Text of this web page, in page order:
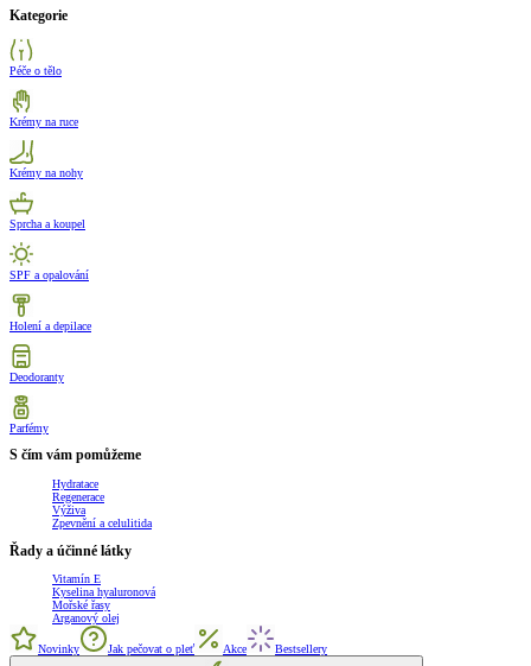
Kategorie
Péče o tělo
Krémy na ruce
Krémy na nohy
Sprcha a koupel
SPF a opalování
Holení a depilace
Deodoranty
Parfémy
S čím vám pomůžeme
Hydratace
Regenerace
Výživa
Zpevnění a celulitida
Řady a účinné látky
Vitamín E
Kyselina hyaluronová
Mořské řasy
Arganový olej
Novinky Jak pečovat o pleť Akce Bestsellery